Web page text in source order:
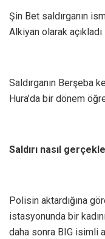
Şin Bet saldırganın
Alkiyan olarak açıkladı
Saldırganın Berşeba
Hura’da bir dönem
Saldırı nasıl
Polisin aktardığına
istasyonunda bir
daha sonra BIG isimli